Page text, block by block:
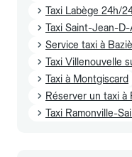
Taxi Labège 24h/
Taxi Saint-Jean-
Service taxi à
Taxi Villenouvelle
Taxi à Montgiscard
Réserver un taxi à
Taxi Ramonville-